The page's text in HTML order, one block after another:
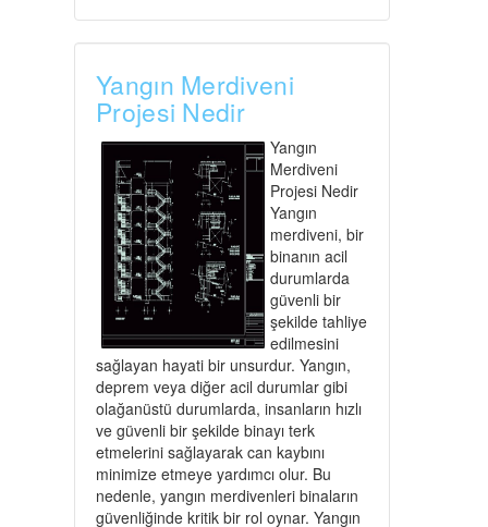
Yangın Merdiveni
Projesi Nedir
Yangın
Merdiveni
Projesi Nedir
Yangın
merdiveni, bir
binanın acil
durumlarda
güvenli bir
şekilde tahliye
edilmesini
sağlayan hayati bir unsurdur. Yangın,
deprem veya diğer acil durumlar gibi
olağanüstü durumlarda, insanların hızlı
ve güvenli bir şekilde binayı terk
etmelerini sağlayarak can kaybını
minimize etmeye yardımcı olur. Bu
nedenle, yangın merdivenleri binaların
güvenliğinde kritik bir rol oynar. Yangın